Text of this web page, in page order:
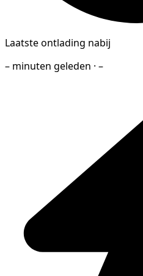
Laatste ontlading nabij
– minuten geleden · –